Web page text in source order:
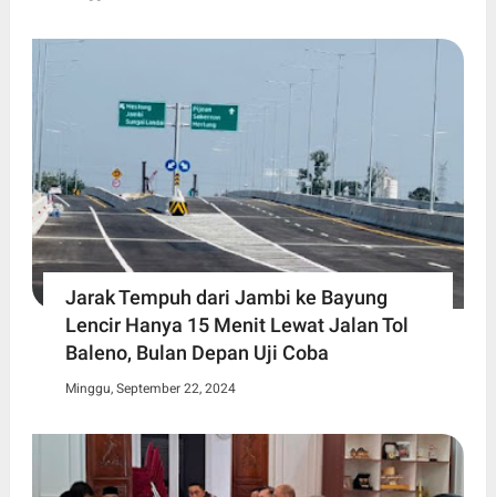
Jarak Tempuh dari Jambi ke Bayung
Lencir Hanya 15 Menit Lewat Jalan Tol
Baleno, Bulan Depan Uji Coba
Minggu, September 22, 2024